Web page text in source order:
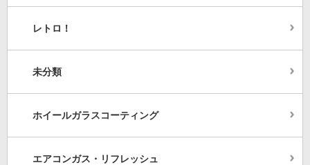
レトロ！
未分類
ホイールガラスコーティング
エアコンガス・リフレッシュ